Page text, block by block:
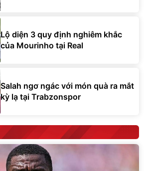
Lộ diện 3 quy định nghiêm khắc
của Mourinho tại Real
Salah ngơ ngác với món quà ra mắt
kỳ lạ tại Trabzonspor